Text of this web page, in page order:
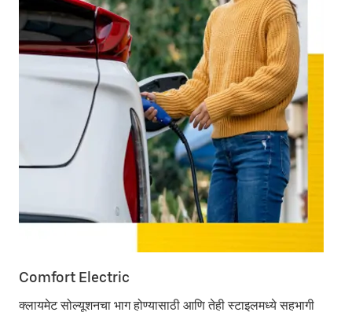
Comfort Electric
क्लायमेट सोल्यूशनचा भाग होण्यासाठी आणि तेही स्टाइलमध्ये सहभागी